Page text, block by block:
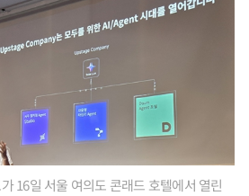
16일 서울 여의도 콘래드 호텔에서 열린